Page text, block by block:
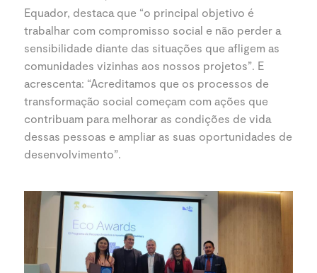
Equador, destaca que “o principal objetivo é
trabalhar com compromisso social e não perder a
sensibilidade diante das situações que afligem as
comunidades vizinhas aos nossos projetos”. E
acrescenta: “Acreditamos que os processos de
transformação social começam com ações que
contribuam para melhorar as condições de vida
dessas pessoas e ampliar as suas oportunidades de
desenvolvimento”.